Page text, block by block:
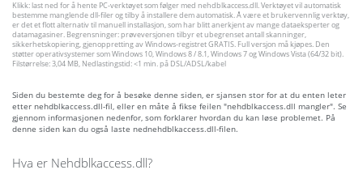
Klikk: last ned for å hente PC-verktøyet som følger med nehdblkaccess.dll. Verktøyet vil automatisk
bestemme manglende dll-filer og tilby å installere dem automatisk. Å være et brukervennlig verktøy,
er det et flott alternativ til manuell installasjon, som har blitt anerkjent av mange dataeksperter og
datamagasiner. Begrensninger: prøveversjonen tilbyr et ubegrenset antall skanninger,
sikkerhetskopiering, gjenoppretting av Windows-registret GRATIS. Full versjon må kjøpes. Den
støtter operativsystemer som Windows 10, Windows 8 / 8.1, Windows 7 og Windows Vista (64/32 bit).
Filstørrelse: 3,04 MB, Nedlastingstid: <1 min. på DSL/ADSL/kabel
Siden du bestemte deg for å besøke denne siden, er sjansen stor for at du enten leter
etter nehdblkaccess.dll-fil, eller en måte å fikse feilen "nehdblkaccess.dll mangler". Se
gjennom informasjonen nedenfor, som forklarer hvordan du kan løse problemet. På
denne siden kan du også laste nednehdblkaccess.dll-filen.
Hva er Nehdblkaccess.dll?